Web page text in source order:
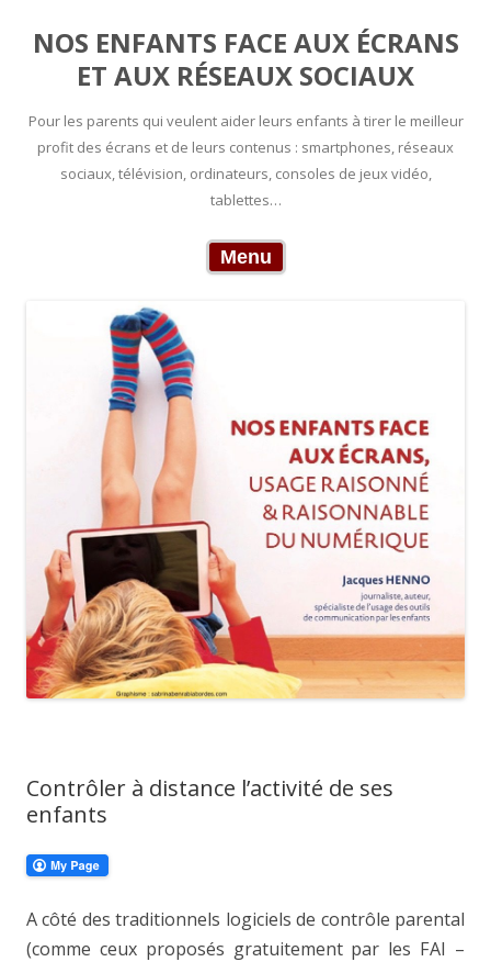
NOS ENFANTS FACE AUX ÉCRANS
ET AUX RÉSEAUX SOCIAUX
Pour les parents qui veulent aider leurs enfants à tirer le meilleur
profit des écrans et de leurs contenus : smartphones, réseaux
sociaux, télévision, ordinateurs, consoles de jeux vidéo,
tablettes…
Menu
Contrôler à distance l’activité de ses
enfants
A côté des traditionnels logiciels de contrôle parental
(comme ceux proposés gratuitement par les FAI –